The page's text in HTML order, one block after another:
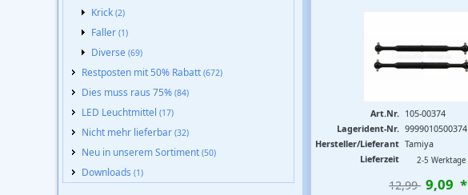
Krick (2)
Faller (1)
Diverse (69)
Restposten mit 50% Rabatt (672)
Dies muss raus 75% (84)
LED Leuchtmittel (17)
Nicht mehr lieferbar (32)
Neu in unserem Sortiment (50)
Downloads (1)
Art.Nr. 105-00374
Lagerident-Nr. 9999010500374
Hersteller/Lieferant Tamiya
Lieferzeit
2-5 Werktage
12,99  9,09 *